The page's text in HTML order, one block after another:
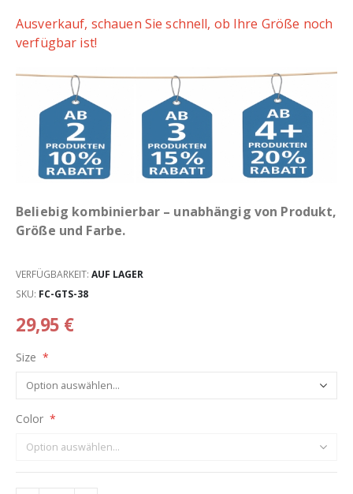
29,95 €
Ausverkauf, schauen Sie schnell, ob Ihre Größe noch
verfügbar ist!
Beliebig kombinierbar – unabhängig von Produkt,
Größe und Farbe.
VERFÜGBARKEIT: AUF LAGER
SKU FC-GTS-38
Size
Color